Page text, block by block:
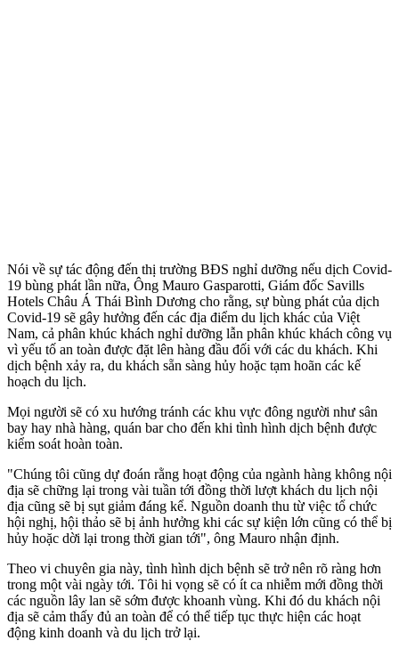
Nói về sự tác động đến thị trường BĐS nghỉ dưỡng nếu dịch Covid-
19 bùng phát lần nữa, Ông Mauro Gasparotti, Giám đốc Savills
Hotels Châu Á Thái Bình Dương cho rằng, sự bùng phát của dịch
Covid-19 sẽ gây hưởng đến các địa điểm du lịch khác của Việt
Nam, cả phân khúc khách nghỉ dưỡng lẫn phân khúc khách công vụ
vì yếu tố an toàn được đặt lên hàng đầu đối với các du khách. Khi
dịch bệnh xảy ra, du khách sẵn sàng hủy hoặc tạm hoãn các kế
hoạch du lịch.
Mọi người sẽ có xu hướng tránh các khu vực đông người như sân
bay hay nhà hàng, quán bar cho đến khi tình hình dịch bệnh được
kiểm soát hoàn toàn.
"Chúng tôi cũng dự đoán rằng hoạt động của ngành hàng không nội
địa sẽ chững lại trong vài tuần tới đồng thời lượt khách du lịch nội
địa cũng sẽ bị sụt giảm đáng kể. Nguồn doanh thu từ việc tổ chức
hội nghị, hội thảo sẽ bị ảnh hưởng khi các sự kiện lớn cũng có thể bị
hủy hoặc dời lại trong thời gian tới", ông Mauro nhận định.
Theo vi chuyên gia này, tình hình dịch bệnh sẽ trở nên rõ ràng hơn
trong một vài ngày tới. Tôi hi vọng sẽ có ít ca nhiễm mới đồng thời
các nguồn lây lan sẽ sớm được khoanh vùng. Khi đó du khách nội
địa sẽ cảm thấy đủ an toàn để có thể tiếp tục thực hiện các hoạt
động kinh doanh và du lịch trở lại.